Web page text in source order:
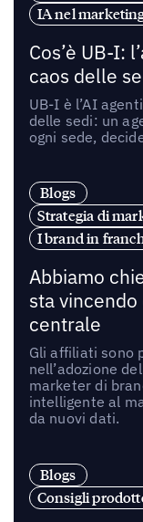
IA nel
Cos’è UB-I:
caos delle
UB-I è l’AI
delle sedi: un
ogni sede,
Blogs
Strategia di
I brand in
Abbiamo
sta vincendo
centrale
Gli affiliati sono
nell’adozione
marketer di
intelligente al
da nuovi dati.
Blogs
Consigli